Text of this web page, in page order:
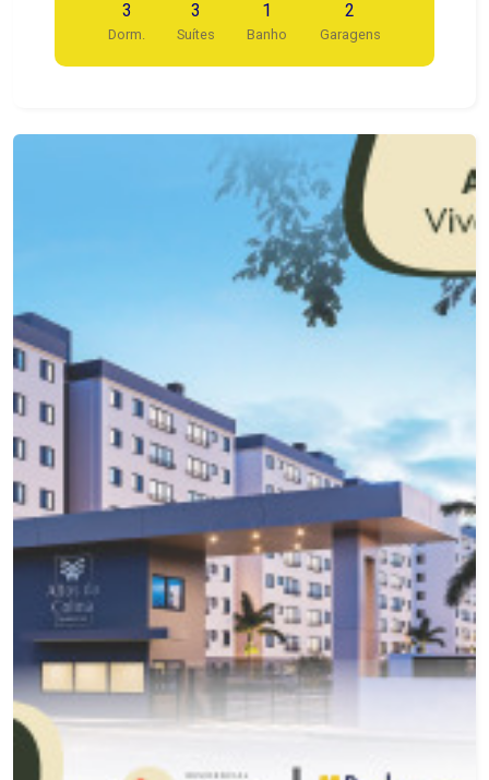
de estar com pé direito alto, cozinha, sala de
jantar, área de serviço e 2 vagas de garagem
coberta! quintal, área gourmet, banheiro externo,
Terreno: 250m2 Garagem para 02 veículos
Acabamentos de alta qualidade, com alumínos
black, portas balcão em todos as suites!
Diferenciais como um espaço gourmet com
imóvel está próximo a avenida principal do
agora mesmo e agende sua visita!
3
Dorm.
3
Suítes
1
Banho
2
Garagens